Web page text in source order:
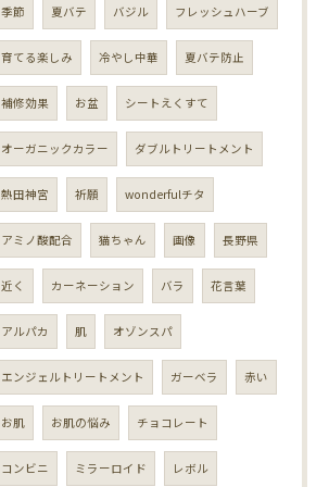
季節 夏バテ バジル フレッシュハーブ
育てる楽しみ 冷やし中華 夏バテ防止
補修効果 お盆 シートえくすて
オーガニックカラー ダブルトリートメント
熱田神宮 祈願 wonderfulチタ
アミノ酸配合 猫ちゃん 画像 長野県
近く カーネーション バラ 花言葉
アルパカ 肌 オゾンスパ
エンジェルトリートメント ガーベラ 赤い
お肌 お肌の悩み チョコレート
コンビニ ミラーロイド レボル